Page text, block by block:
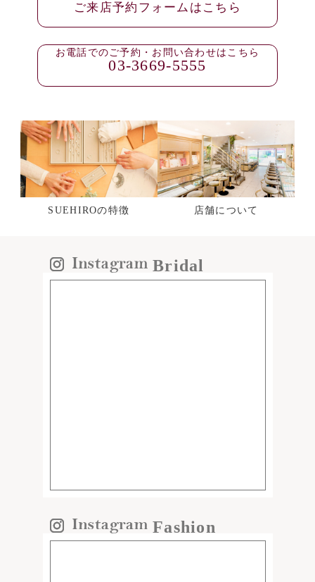
ご来店予約フォームはこちら
お電話でのご予約・お問い合わせはこちら
03-3669-5555
SUEHIROの特徴 店舗について
Bridal
Fashion